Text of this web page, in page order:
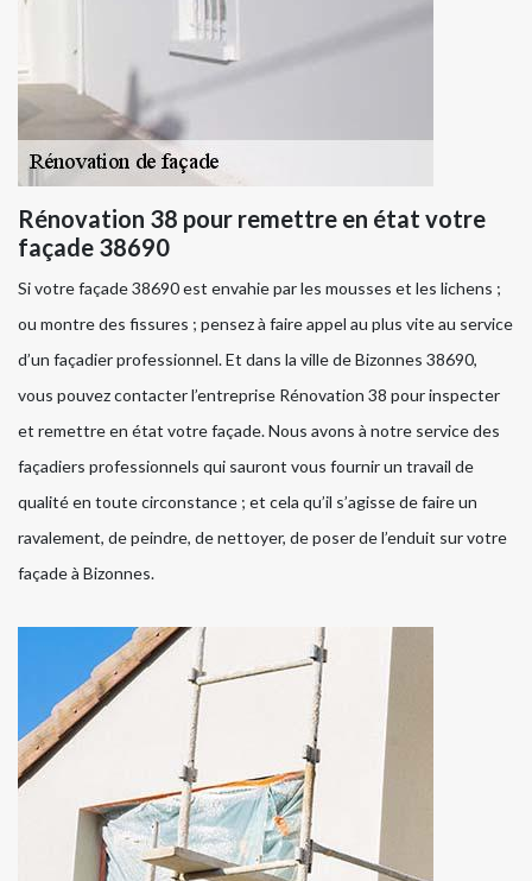
Rénovation 38 pour remettre en état votre
façade 38690
Si votre façade 38690 est envahie par les mousses et les lichens ;
ou montre des fissures ; pensez à faire appel au plus vite au service
d’un façadier professionnel. Et dans la ville de Bizonnes 38690,
vous pouvez contacter l’entreprise Rénovation 38 pour inspecter
et remettre en état votre façade. Nous avons à notre service des
façadiers professionnels qui sauront vous fournir un travail de
qualité en toute circonstance ; et cela qu’il s’agisse de faire un
ravalement, de peindre, de nettoyer, de poser de l’enduit sur votre
façade à Bizonnes.